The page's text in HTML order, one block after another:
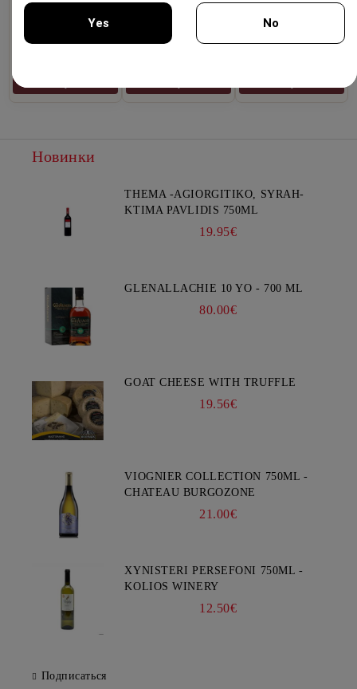
Винотека
бутиковых виноделен,
бренди, традиционные
Деликатесы и
Продукты
Изысканные сыры, мясные
Новинки
THEMA -AGIORGITIKO, SYRAH-
KTIMA PAVLIDIS 750ML
19.95€
GLENALLACHIE 10 YO - 700 ML
80.00€
GOAT CHEESE WITH TRUFFLE
19.56€
VIOGNIER COLLECTION 750ML -
CHATEAU BURGOZONE
21.00€
XYNISTERI PERSEFONI 750ML -
KOLIOS WINERY
12.50€
Подписаться
Yes No